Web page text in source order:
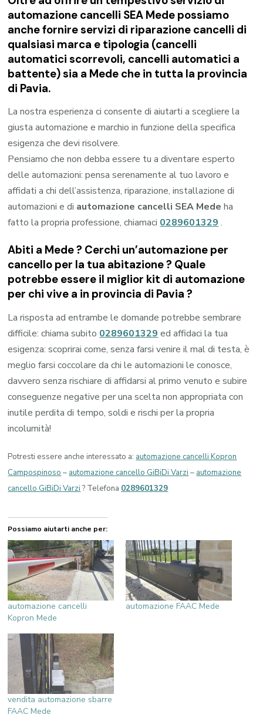
automazione cancelli SEA Mede possiamo
anche fornire servizi di riparazione cancelli di
qualsiasi marca e tipologia (cancelli
automatici scorrevoli, cancelli automatici a
battente) sia a Mede che in tutta la provincia
di Pavia.
La nostra esperienza ci consente di aiutarti a scegliere la
giusta automazione e marchio in funzione della specifica
esigenza che devi risolvere.
Pensiamo che non debba essere tu a diventare esperto
delle automazioni: pensa serenamente al tuo lavoro e
affidati a chi dell’assistenza, riparazione, installazione di
automazioni e di automazione cancelli SEA Mede ha
fatto la propria professione, chiamaci0289601329.
Abiti a Mede? Cerchi un’automazione per
cancello per la tua abitazione ? Quale
potrebbe essere il miglior kit di automazione
per chi vive a in provincia di Pavia ?
La risposta ad entrambe le domande potrebbe sembrare
difficile: chiama subito 0289601329 ed affidaci la tua
esigenza: scoprirai come, senza farsi venire il mal di testa, è
meglio farsi coccolare da chi le automazioni le conosce,
davvero senza rischiare di affidarsi al primo venuto e subire
conseguenze negative per una scelta non appropriata con
inutile perdita di tempo, soldi e rischi per la propria
incolumità!
Potresti essere anche interessato a: automazione cancelli Kopron
Campospinoso – automazione cancello GiBiDi Varzi – automazione
cancello GiBiDi Varzi ? Telefona 0289601329
Possiamo aiutarti anche per:
automazione cancelli
Kopron Mede
automazione FAAC Mede
vendita automazione sbarre
FAAC Mede